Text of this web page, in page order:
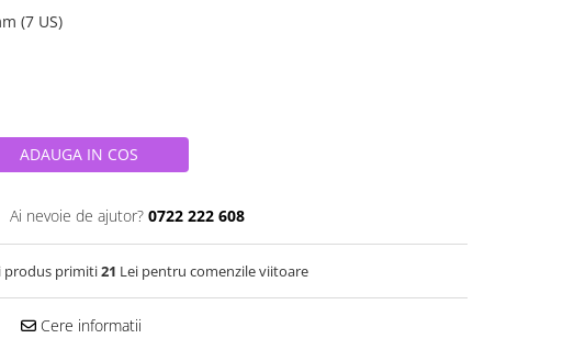
(7 US)
ADAUGA IN COS
Ai nevoie de ajutor? 0722 222 608
produs primiti21 Lei pentru comenzile viitoare
Cere informatii